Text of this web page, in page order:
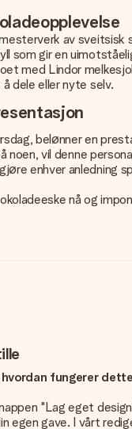
av sveitsisk
som gir en
med Lindor
dele eller nyte selv.
belønner en
noen, vil denne
enhver anledning
nå og
hvordan fungerer
"Lag eget
egen gave. I vårt